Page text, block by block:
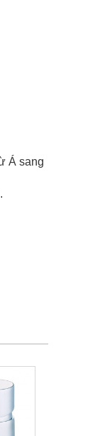
Á sang